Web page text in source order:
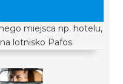
miejsca np. hotelu,
lotnisko Pafos